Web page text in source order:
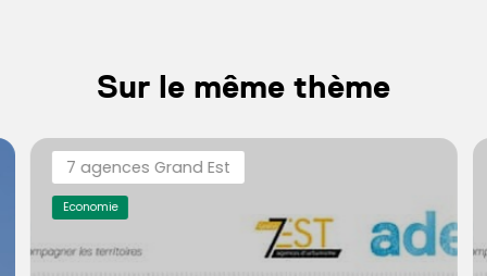
Sur le même thème
7 agences Grand Est
Economie